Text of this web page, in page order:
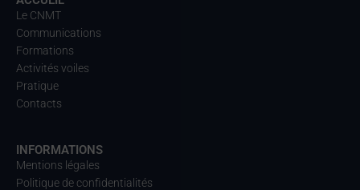
Le CNMT
Communications
Formations
Activités voiles
Pratique
Contacts
INFORMATIONS
Mentions légales
Politique de confidentialités